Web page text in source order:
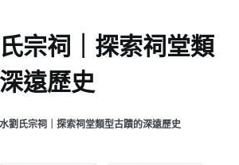
宗祠｜探索祠堂類
遠歷史
劉氏宗祠｜探索祠堂類型古蹟的深遠歷史